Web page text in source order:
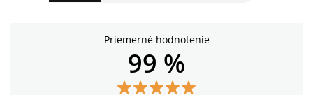
Priemerné hodnotenie
99 %